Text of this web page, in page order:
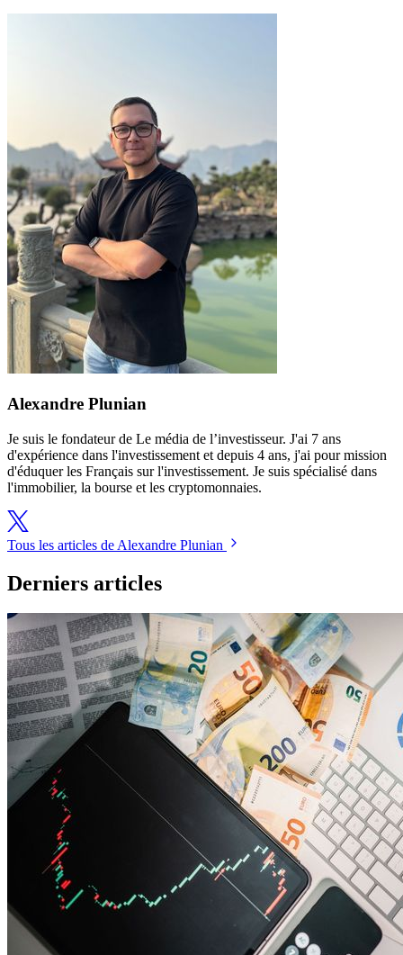
Alexandre Plunian
Je suis le fondateur de Le média de l’investisseur. J'ai 7 ans
d'expérience dans l'investissement et depuis 4 ans, j'ai pour mission
d'éduquer les Français sur l'investissement. Je suis spécialisé dans
l'immobilier, la bourse et les cryptomonnaies.
Tous les articles de Alexandre Plunian
Derniers articles